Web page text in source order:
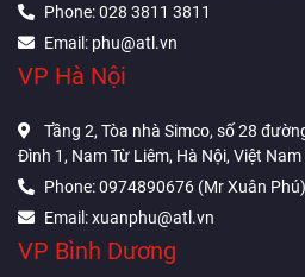
Phone: 028 3811 3811
Email: phu@atl.vn
VP Hà Nội
Tầng 2, Tòa nhà Simco, số 28
Đình 1, Nam Từ Liêm, Hà Nội, Việt Nam
Phone: 0974890676 (Mr Xuân Phú)
Email: xuanphu@atl.vn
VP Bình Dương